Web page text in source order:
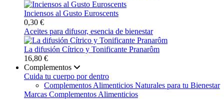
Inciensos al Gusto Euroscents
0,30 €
Aceites para difusor, esencia de bienestar
La difusión Cítrico y Tonificante Pranarôm
16,80 €
Complementos
Cuida tu cuerpo por dentro
Complementos Alimenticios Naturales para tu Bienestar
Marcas Complementos Alimenticios